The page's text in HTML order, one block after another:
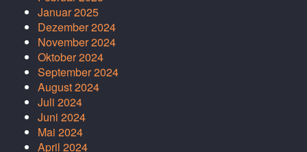
Januar 2025
Dezember 2024
November 2024
Oktober 2024
September 2024
August 2024
Juli 2024
Juni 2024
Mai 2024
April 2024